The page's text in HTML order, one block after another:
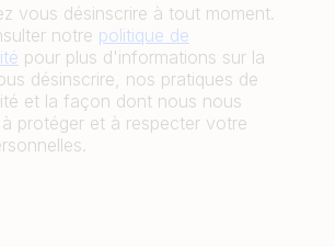
vous désinscrire à tout moment.
notre politique de
pour plus d'informations sur la
désinscrire, nos pratiques de
et la façon dont nous nous
protéger et à respecter votre